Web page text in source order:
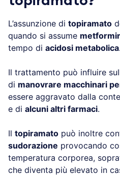
L’assunzione di topiramato
quando si assume
tempo di acidosi metabolica.
Il trattamento può influire
di manovrare macchinari
essere aggravato dalla
e di alcuni altri farmaci.
Il topiramato può inoltre
sudorazione provocando
temperatura corporea,
che diventa più elevato in